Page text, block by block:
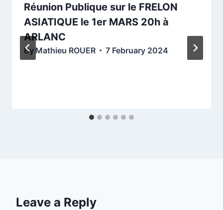
Réunion Publique sur le FRELON
ASIATIQUE le 1er MARS 20h à
ARLANC
By Mathieu ROUER 7 February 2024
Leave a Reply